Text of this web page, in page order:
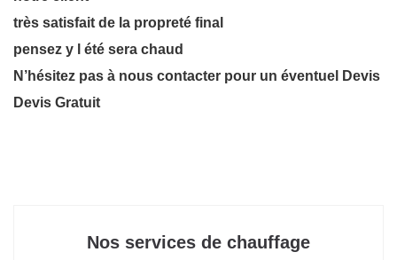
très satisfait de la propreté final
pensez y l été sera chaud
N’hésitez pas à nous contacter pour un éventuel Devis
Devis Gratuit
Nos services de chauffage